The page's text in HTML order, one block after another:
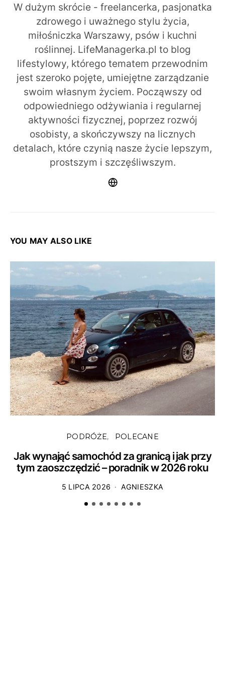
W dużym skrócie - freelancerka, pasjonatka
zdrowego i uważnego stylu życia,
miłośniczka Warszawy, psów i kuchni
roślinnej. LifeManagerka.pl to blog
lifestylowy, którego tematem przewodnim
jest szeroko pojęte, umiejętne zarządzanie
swoim własnym życiem. Począwszy od
odpowiedniego odżywiania i regularnej
aktywności fizycznej, poprzez rozwój
osobisty, a skończywszy na licznych
detalach, które czynią nasze życie lepszym,
prostszym i szczęśliwszym.
YOU MAY ALSO LIKE
PODRÓŻE POLECANE
Jak wynająć samochód za granicą i jak przy
tym zaoszczędzić – poradnik w 2026 roku
5 LIPCA 2026 AGNIESZKA